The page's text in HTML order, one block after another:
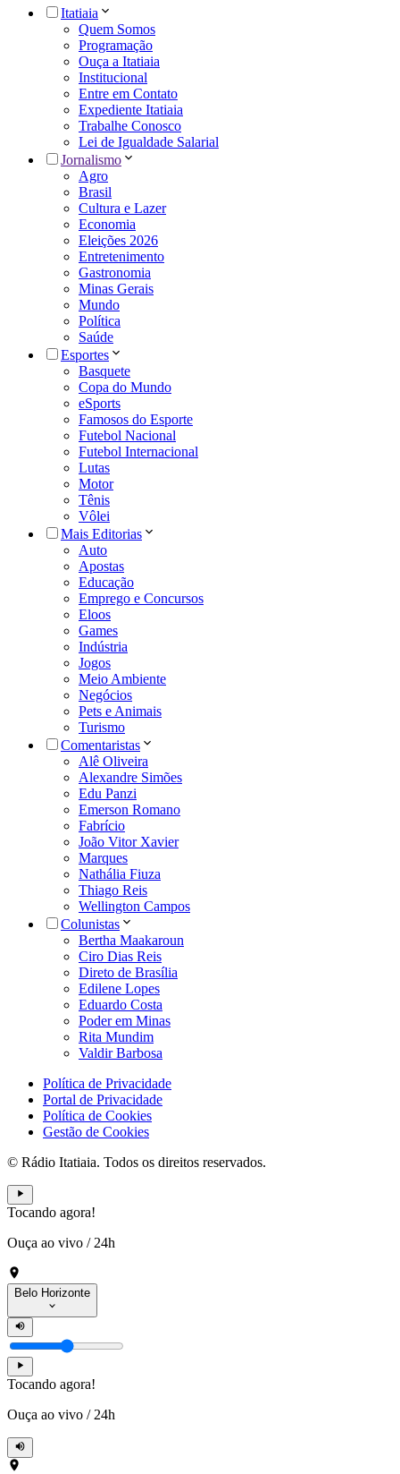
Itatiaia
Quem Somos
Programação
Ouça a Itatiaia
Institucional
Entre em Contato
Expediente Itatiaia
Trabalhe Conosco
Lei de Igualdade Salarial
Jornalismo
Agro
Brasil
Cultura e Lazer
Economia
Eleições 2026
Entretenimento
Gastronomia
Minas Gerais
Mundo
Política
Saúde
Esportes
Basquete
Copa do Mundo
eSports
Famosos do Esporte
Futebol Nacional
Futebol Internacional
Lutas
Motor
Tênis
Vôlei
Mais Editorias
Auto
Apostas
Educação
Emprego e Concursos
Eloos
Games
Indústria
Jogos
Meio Ambiente
Negócios
Pets e Animais
Turismo
Comentaristas
Alê Oliveira
Alexandre Simões
Edu Panzi
Emerson Romano
Fabrício
João Vitor Xavier
Marques
Nathália Fiuza
Thiago Reis
Wellington Campos
Colunistas
Bertha Maakaroun
Ciro Dias Reis
Direto de Brasília
Edilene Lopes
Eduardo Costa
Poder em Minas
Rita Mundim
Valdir Barbosa
Política de Privacidade
Portal de Privacidade
Política de Cookies
Gestão de Cookies
© Rádio Itatiaia. Todos os direitos reservados.
Tocando agora!
Ouça ao vivo / 24h
Belo Horizonte
Tocando agora!
Ouça ao vivo / 24h